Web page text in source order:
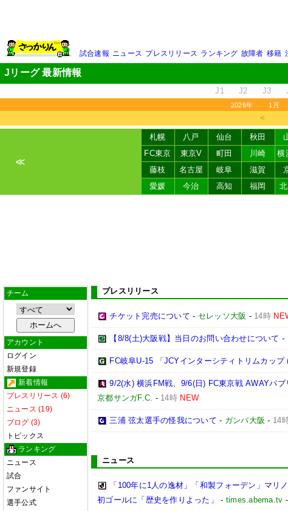
試合速報 ニュース プレスリリース ランキング 故障者 移籍
Jリーグ 最新情報
J1 J2 J3
2026年 1月
＜
≪
札幌 八戸 仙台 秋田
FC東京
東京V 町田 川崎 横
藤枝
名古屋 岐阜 滋賀
愛媛
今治 高知 福岡
チーム
アカウント
ログイン
新規登録
新着情報
プレスリリース (6)
ニュース (19)
ブログ (3)
トピックス
ランキング
ニュース
試合
ファンサイト
選手公式
プレスリリース
チケット完売について - セレッソ大阪 - 14時
【8/8(土)大阪戦】当日のお問い合わせについて -
FC岐阜U-15 「JCYインターシティトリムカッ
9/2(水) 横浜FM戦、9/6(日) FC東京戦 AWAYパ
京都サンガF.C. - 14時 NEW
三浦 弦太選手の怪我について - ガンバ大阪 - 14
ニュース
「100年に1人の逸材」「和製フォーデン」マリ
初ゴールに「歴史を作りよった」
- times.abema.tv -